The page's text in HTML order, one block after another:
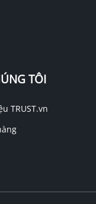
TÔI
TRUST.vn